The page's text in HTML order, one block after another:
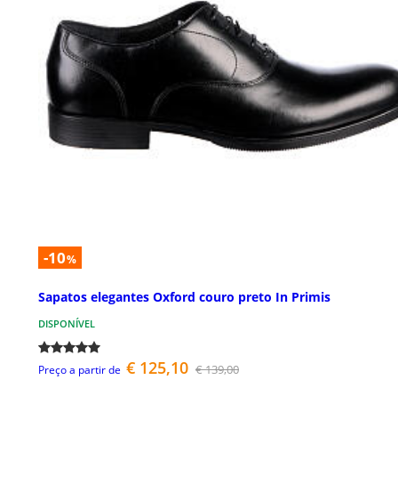
-10%
Sapatos elegantes Oxford couro preto In Primis
DISPONÍVEL
Preço a partir de € 125,10 € 139,00